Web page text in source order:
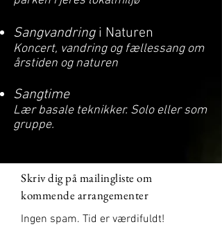
Sangvandringi Naturen
Koncert, vandring og fællessang om
årstiden og naturen
Sangtime
Lær basale teknikker. Solo eller som
gruppe.
Skriv dig på mailingliste om
kommende arrangementer
Ingen spam. Tid er værdifuldt!